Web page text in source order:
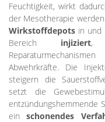
Feuchtigkeit, wirkt
der Mesotherapie
Wirkstoffdepots in und
Bereich injiziert,
Abwehrkräfte. Die
steigern die
setzt die
entzündungshemmende
einschonendes